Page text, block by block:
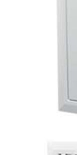
Ревиз.